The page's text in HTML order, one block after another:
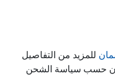
للمزيد من التفاصيل
حسب سياسة الشحن